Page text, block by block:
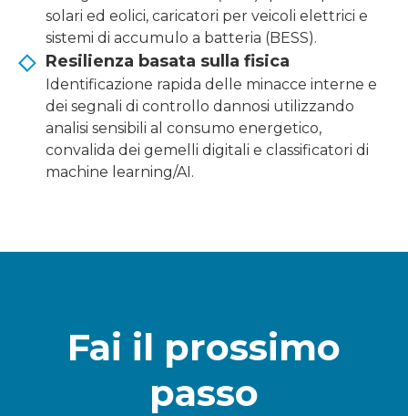
solari ed eolici, caricatori per veicoli elettrici e
sistemi di accumulo a batteria (BESS).
Resilienza basata sulla fisica
Identificazione rapida delle minacce interne e
dei segnali di controllo dannosi utilizzando
analisi sensibili al consumo energetico,
convalida dei gemelli digitali e classificatori di
machine learning/AI.
Fai il prossimo
passo